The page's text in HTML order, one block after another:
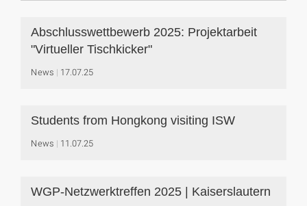
Abschlusswettbewerb 2025: Projektarbeit
"Virtueller Tischkicker"
News 17.07.25
Students from Hongkong visiting ISW
News 11.07.25
WGP-Netzwerktreffen 2025 | Kaiserslautern